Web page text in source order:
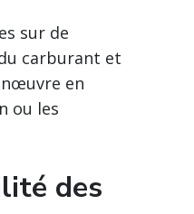
sur de
carburant et
en
ou les
des